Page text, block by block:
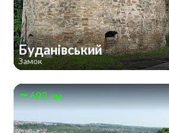
Буданівський
Замок
693 км